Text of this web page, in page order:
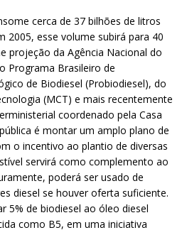
cerca de 37 bilhões de litros
2005, esse volume subirá para 40
projeção da Agência Nacional do
Programa Brasileiro de
de Biodiesel (Probiodiesel), do
(MCT) e mais recentemente
coordenado pela Casa
é montar um amplo plano de
o incentivo ao plantio de diversas
servirá como complemento ao
poderá ser usado de
diesel se houver oferta suficiente.
5% de biodiesel ao óleo diesel
como B5, em uma iniciativa